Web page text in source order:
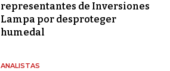
representantes de Inversiones
Lampa por desproteger
humedal
ANALISTAS